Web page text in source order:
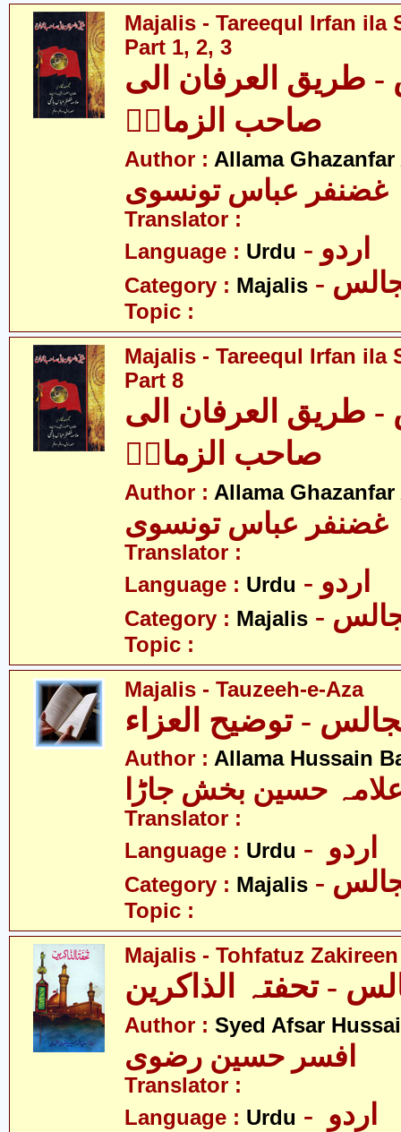
Majalis - Tareequl Irfan ila
Part 1, 2, 3
طریق العرفان الی
صاحب الزمانؑ
Author : Allama
غضنفر عباس تونسوی
Translator :
Language : Urdu - اردو
Category : Majalis
Topic :
Majalis - Tareequl Irfan ila
Part 8
طریق العرفان الی
صاحب الزمانؑ
Author : Allama
غضنفر عباس تونسوی
Translator :
Language : Urdu - اردو
Category : Majalis
Topic :
Majalis - Tauzeeh-e-Aza
- توضیح العزاء
Author : Allama Hussain
حسین بخش جاڑا
Translator :
Language : Urdu
Category : Majalis
Topic :
Majalis - Tohfatuz Zakireen
Author : Syed Afsar
افسر حسین رضوی
Translator :
Language : Urdu